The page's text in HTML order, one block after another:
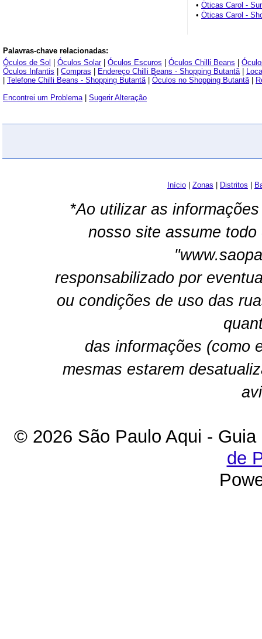
• Óticas Carol -
• Óticas Carol -
Palavras-chave relacionadas:
Óculos de Sol
Óculos Solar| Óculos Escuros Óculos Chilli Beans
Óculos Infantis
Compras Endereço Chilli Beans - Shopping Butantã|
Telefone Chilli Beans - Shopping Butantã| Óculos no Shopping Butantã|
Encontrei um Problema| Sugerir Alteração
Início Zonas Distritos
*Ao utilizar as
nosso site assume
responsabilizado por
ou condições de uso das
das informações (como
mesmas estarem
© 2026 São Paulo Aqui -
de